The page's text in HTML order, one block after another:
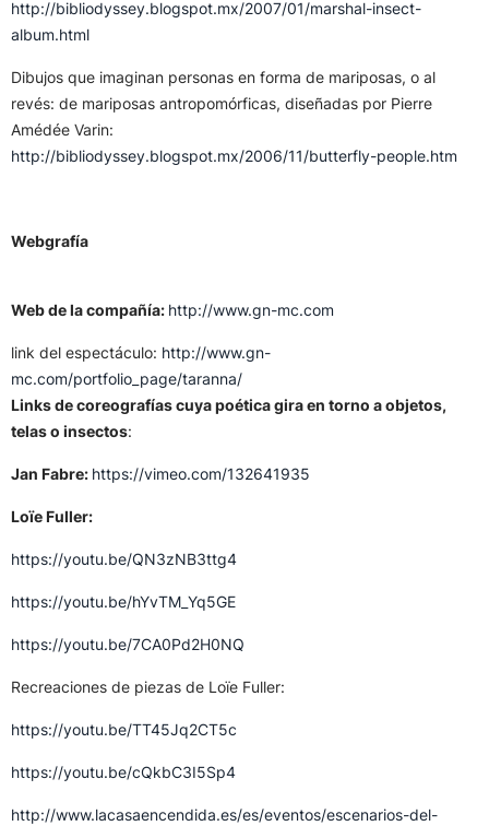
http://bibliodyssey.blogspot.mx/2007/01/marshal-insect-
album.html
Dibujos que imaginan personas en forma de mariposas, o al
revés: de mariposas antropomórficas, diseñadas por Pierre
Amédée Varin:
http://bibliodyssey.blogspot.mx/2006/11/butterfly-people.htm
Webgrafía
Web de la compañía: http://www.gn-mc.com
link del espectáculo: http://www.gn-
mc.com/portfolio_page/taranna/
Links de coreografías cuya poética gira en torno a objetos,
telas o insectos:
Jan Fabre: https://vimeo.com/132641935
Loïe Fuller:
https://youtu.be/QN3zNB3ttg4
https://youtu.be/hYvTM_Yq5GE
https://youtu.be/7CA0Pd2H0NQ
Recreaciones de piezas de Loïe Fuller:
https://youtu.be/TT45Jq2CT5c
https://youtu.be/cQkbC3I5Sp4
http://www.lacasaencendida.es/es/eventos/escenarios-del-